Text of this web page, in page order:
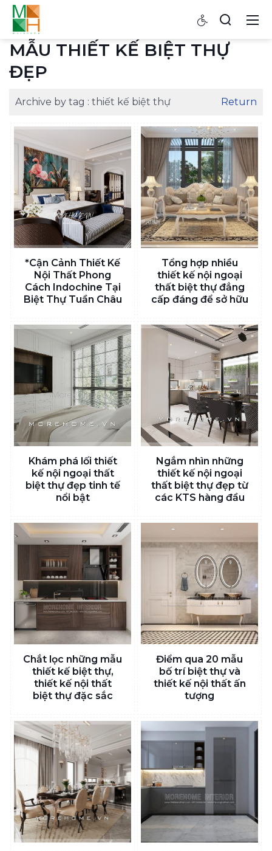
MẪU THIẾT KẾ BIỆT THỰ
ĐẸP
Archive by tag : thiết kế biệt thự Return
*Cận Cảnh Thiết Kế
Nội Thất Phong
Cách Indochine Tại
Biệt Thự Tuần Châu
Tổng hợp nhiều
thiết kế nội ngoại
thất biệt thự đẳng
cấp đáng để sở hữu
Khám phá lối thiết
kế nội ngoại thất
biệt thự đẹp tinh tế
nổi bật
Ngắm nhìn những
thiết kế nội ngoại
thất biệt thự đẹp từ
các KTS hàng đầu
Chắt lọc những mẫu
thiết kế biệt thự,
thiết kế nội thất
biệt thự đặc sắc
Điểm qua 20 mẫu
bố trí biệt thự và
thiết kế nội thất ấn
tượng